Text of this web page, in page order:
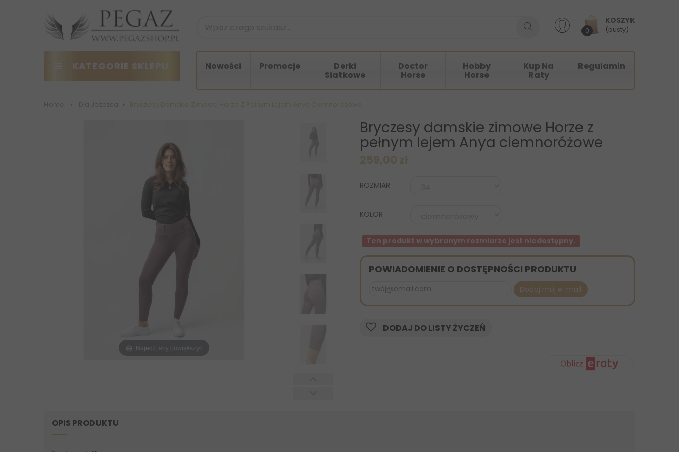
KOSZYK
0 (pusty)
KATEGORIE SKLEPU Nowości Promocje Derki
Siatkowe
Doctor
Horse
Hobby
Horse
Kup Na
Raty
Regulamin
Najedź, aby powiększyć
Bryczesy damskie zimowe Horze z
pełnym lejem Anya ciemnoróżowe
ROZMIAR
KOLOR
Ten produkt w wybranym rozmiarze jest niedostępny.
POWIADOMIENIE O DOSTĘPNOŚCI PRODUKTU
Dodaj mój e-mail
DODAJ DO LISTY ŻYCZEŃ
OPIS PRODUKTU